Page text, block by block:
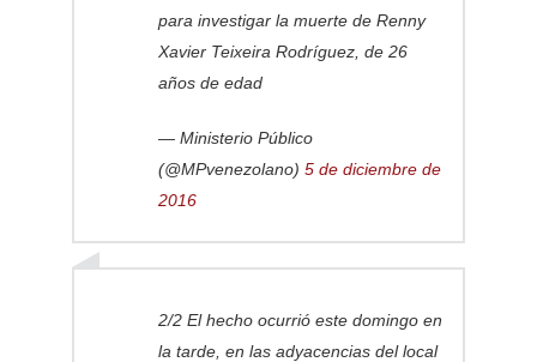
para investigar la muerte de Renny
Xavier Teixeira Rodríguez, de 26
años de edad
— Ministerio Público
(@MPvenezolano) 5 de diciembre de
2016
2/2 El hecho ocurrió este domingo en
la tarde, en las adyacencias del local